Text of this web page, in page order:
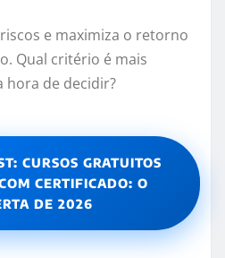
e maximiza o retorno
Qual critério é mais
hora de decidir?
CURSOS GRATUITOS
CERTIFICADO: O
DE 2026